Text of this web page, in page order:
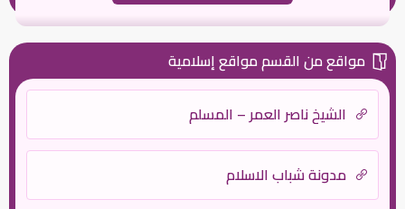
مواقع من القسم مواقع إسلامية
الشيخ ناصر العمر – المسلم
مدونة شباب الاسلام